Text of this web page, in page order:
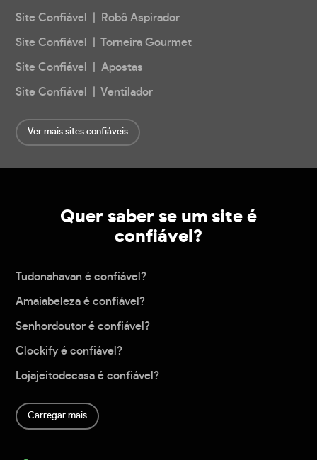
Site Confiável | Robô Aspirador
Site Confiável | Torneira Gourmet
Site Confiável | Apostas
Site Confiável | Ventilador
Ver mais sites confiáveis
Quer saber se um site é
confiável?
Tudonahavan é confiável?
Amaiabeleza é confiável?
Senhordoutor é confiável?
Clockify é confiável?
Lojajeitodecasa é confiável?
Carregar mais